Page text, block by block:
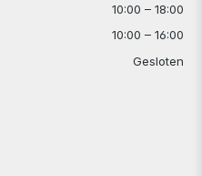
10:00 – 18:00
10:00 – 16:00
Gesloten